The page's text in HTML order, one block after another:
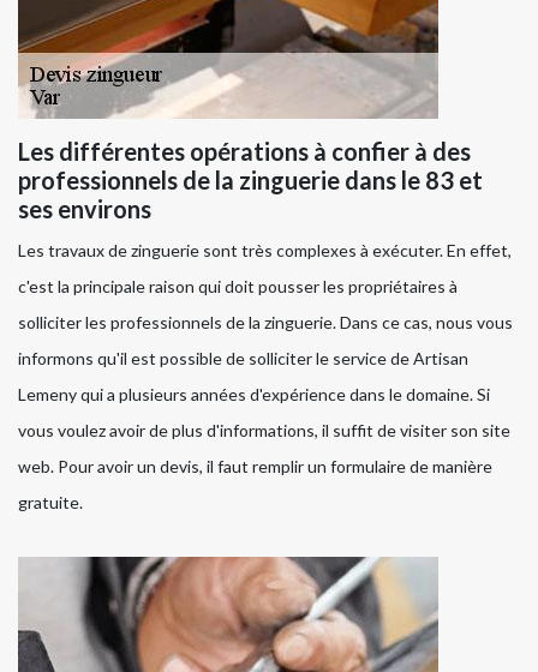
Les différentes opérations à confier à des
professionnels de la zinguerie dans le 83 et
ses environs
Les travaux de zinguerie sont très complexes à exécuter. En effet,
c'est la principale raison qui doit pousser les propriétaires à
solliciter les professionnels de la zinguerie. Dans ce cas, nous vous
informons qu'il est possible de solliciter le service de Artisan
Lemeny qui a plusieurs années d'expérience dans le domaine. Si
vous voulez avoir de plus d'informations, il suffit de visiter son site
web. Pour avoir un devis, il faut remplir un formulaire de manière
gratuite.